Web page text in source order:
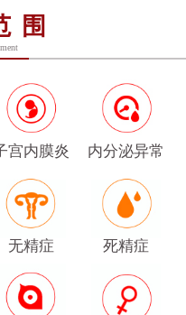
围
宫内膜炎 内分泌异常
无精症 死精症